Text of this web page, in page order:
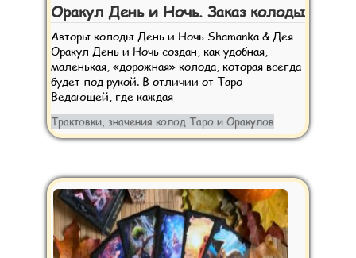
Оракул День и Ночь. Заказ колоды
Авторы колоды День и Ночь Shamanka & Дея
Оракул День и Ночь создан, как удобная,
маленькая, «дорожная» колода, которая всегда
будет под рукой. В отличии от Таро
Ведающей, где каждая
Трактовки, значения колод Таро и Оракулов